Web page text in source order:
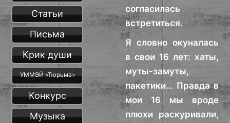
согласилась
встретиться.
Я словно окуналась
в свои 16 лет: хаты,
муты-замуты,
пакетики… Правда в
мои 16 мы вроде
плюхи раскуривали,
Статьи
Письма
Крик души
УММЭЙ «Тюрьма»
Конкурс
Музыка